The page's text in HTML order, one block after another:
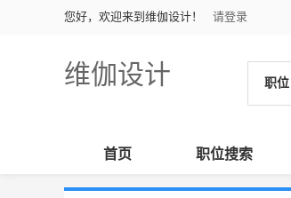
您好，欢迎来到维伽设计！ 请登录
维伽设计 职位
首页 职位搜索